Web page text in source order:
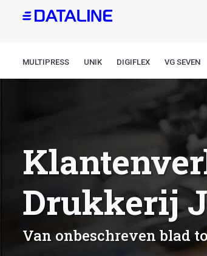
Overslaan
inhoud
MULTIPRESS UNIK DIGIFLEX VG SEVEN
Drukkerij
Van onbeschreven blad